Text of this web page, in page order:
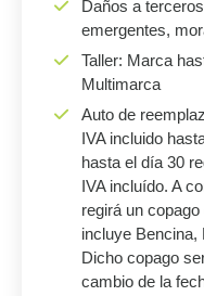
Daños a
emergentes,
Taller: Marca
Multimarca
Auto de
IVA incluido
hasta el día 30
IVA incluído. A
regirá un
incluye Bencina,
Dicho copago
cambio de la